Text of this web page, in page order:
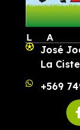
José
La
+569